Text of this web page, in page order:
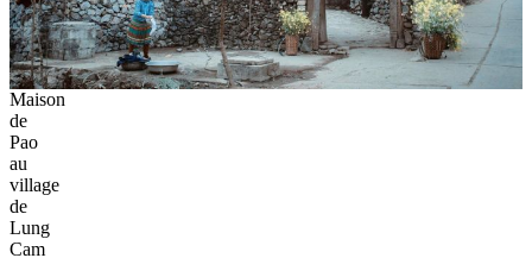
Maison
de
Pao
au
village
de
Lung
Cam